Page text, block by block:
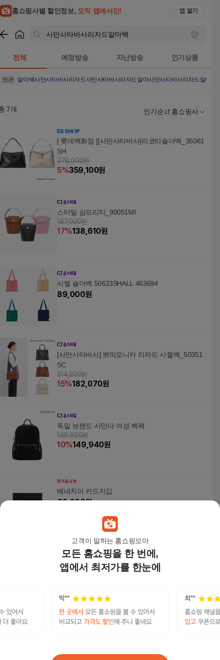
고객이 말하는 홈쇼핑모아
모든 홈쇼핑을 한 번에,
앱에서 최저가를 한눈에
홈쇼핑사별 할인정보, 오직 앱에서만! 앱 열기
전체 예정방송 지난방송 인기상품
연관 알마백사만사타바사리자드사만사타바사리자드알마사만사타바사리자드알마백
7개 인기순 홈쇼핑사
[ 롯데백화점 ][사만사타바사]리코타숄더백_35061
SH
378,000원
5%359,100원
스타일 심프리티_90051MI
167,000원
17%138,610원
시엘 숄더백 50623SHALL 463694
89,000원
[사만사타바사] 쁘띠모니카 리자드 사첼백_50351
SC
214,200원
15%182,070원
독일 브랜드 사만다 여성 백팩
166,600원
10%149,940원
베네치아 카드지갑
69,000원
놈스타일 여성백팩 HPX2326 양피트윌백팩 여성
가방/핸드백
만사타바사리자드알마백연관검색어
사만사타바사리자드알마 사만사타바사리자드알마백가방